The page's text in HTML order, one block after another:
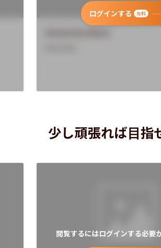
ログインする 無料
少し頑張れば目指
閲覧するにはログインする必要